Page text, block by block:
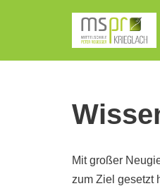
Inhalt
Mit großer
zum Ziel gesetzt